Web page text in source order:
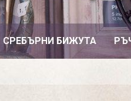
СРЕБЪРНИ БИЖУТА